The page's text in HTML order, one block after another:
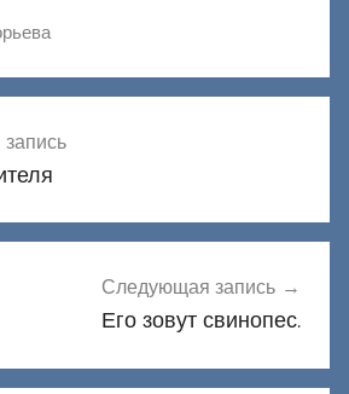
Следующая запись
Его зовут свинопес.